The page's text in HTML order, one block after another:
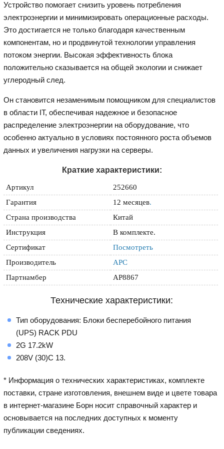
Устройство помогает снизить уровень потребления
электроэнергии и минимизировать операционные расходы.
Это достигается не только благодаря качественным
компонентам, но и продвинутой технологии управления
потоком энергии. Высокая эффективность блока
положительно сказывается на общей экологии и снижает
углеродный след.
Он становится незаменимым помощником для специалистов
в области IT, обеспечивая надежное и безопасное
распределение электроэнергии на оборудование, что
особенно актуально в условиях постоянного роста объемов
данных и увеличения нагрузки на серверы.
Краткие характеристики:
Артикул
252660
Гарантия
12 месяцев.
Страна производства
Китай
Инструкция
В комплекте.
Сертификат
Посмотреть
Производитель
APC
Партнамбер
AP8867
Технические характеристики:
Тип оборудования: Блоки бесперебойного питания
(UPS) RACK PDU
2G 17.2kW
208V (30)C 13.
* Информация о технических характеристиках, комплекте
поставки, стране изготовления, внешнем виде и цвете товара
в интернет-магазине Борн носит справочный характер и
основывается на последних доступных к моменту
публикации сведениях.